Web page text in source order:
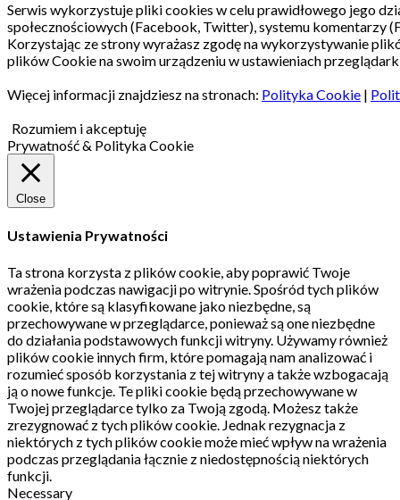
Serwis wykorzystuje pliki cookies w celu prawidłowego jego
społecznościowych (Facebook, Twitter), systemu komentarzy
Korzystając ze strony wyrażasz zgodę na wykorzystywanie
plików Cookie na swoim urządzeniu w ustawieniach
Więcej informacji znajdziesz na stronach: Polityka Cookie |
Rozumiem i akceptuję
Prywatność & Polityka Cookie
Close
Ustawienia Prywatności
Ta strona korzysta z plików cookie, aby poprawić Twoje
wrażenia podczas nawigacji po witrynie. Spośród tych plików
cookie, które są klasyfikowane jako niezbędne, są
przechowywane w przeglądarce, ponieważ są one niezbędne
do działania podstawowych funkcji witryny. Używamy również
plików cookie innych firm, które pomagają nam analizować i
rozumieć sposób korzystania z tej witryny a także wzbogacają
ją o nowe funkcje. Te pliki cookie będą przechowywane w
Twojej przeglądarce tylko za Twoją zgodą. Możesz także
zrezygnować z tych plików cookie. Jednak rezygnacja z
niektórych z tych plików cookie może mieć wpływ na wrażenia
podczas przeglądania łącznie z niedostępnością niektórych
funkcji.
Necessary